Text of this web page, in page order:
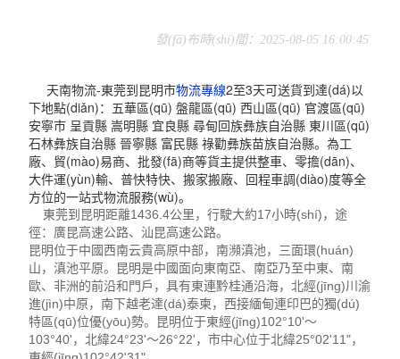
發(fā)布時(shí)間：2025-08-05 16:00:45
天南物流-東莞到昆明市物流專線2至3天可送貨到達(dá)以
下地點(diǎn)：五華區(qū) 盤龍區(qū) 西山區(qū) 官渡區(qū)
安寧市 呈貢縣 嵩明縣 宜良縣 尋甸回族彝族自治縣 東川區(qū)
石林彝族自治縣 晉寧縣 富民縣 祿勸彝族苗族自治縣。為工
廠、貿(mào)易商、批發(fā)商等貨主提供整車、零擔(dān)、
大件運(yùn)輸、普快特快、搬家搬廠、回程車調(diào)度等全
方位的一站式物流服務(wù)。
東莞到昆明距離1436.4公里，行駛大約17小時(shí)，途
徑：廣昆高速公路、汕昆高速公路。
昆明位于中國西南云貴高原中部，南瀕滇池，三面環(huán)
山，滇池平原。昆明是中國面向東南亞、南亞乃至中東、南
歐、非洲的前沿和門戶，具有東連黔桂通沿海，北經(jīng)川渝
進(jìn)中原，南下越老達(dá)泰柬，西接緬甸連印巴的獨(dú)
特區(qū)位優(yōu)勢。昆明位于東經(jīng)102°10'～
103°40'，北緯24°23'～26°22'，市中心位于北緯25°02'11"，